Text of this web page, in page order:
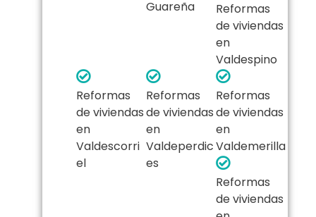
Guareña
Reformas
de viviendas
en
Valdespino
Reformas
de viviendas
en
Valdescorri
el
Reformas
de viviendas
en
Valdeperdic
es
Reformas
de viviendas
en
Valdemerilla
Reformas
de viviendas